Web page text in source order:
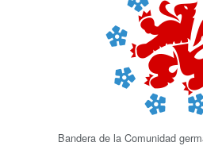
Bandera de la Comunidad